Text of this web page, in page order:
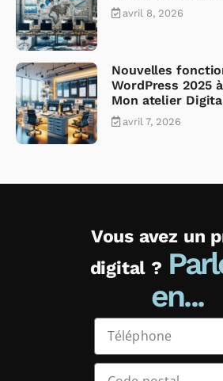
avril 8, 2026
Nouvelles
WordPress 2025
Mon atelier
avril 7, 2026
Vous avez un
digital ?
en...